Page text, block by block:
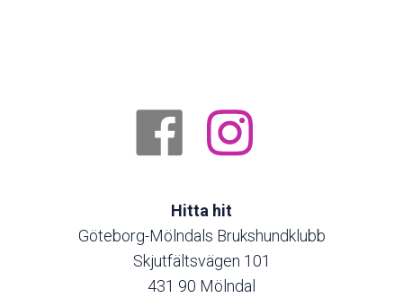
Hitta hit
Göteborg-Mölndals Brukshundklubb
Skjutfältsvägen 101
431 90 Mölndal